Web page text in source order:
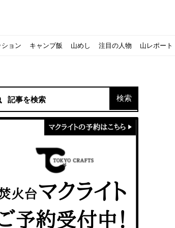
『ポイント買取』について
の口コミ・評判は？人気焚き火台の魅力・気になる
るおすすめレシピをご紹介
岳へ！
高峰へ】南八ヶ岳テント泊登山、赤岳〜横岳〜硫黄
ヘッドライトのご紹介
どちらを選ぶべき？｜サロモンの定番シューズで解
おすすめリュック容量別12選｜目的別の選び方も合
バ！3つの理由とおすすめ7選
グユーザー参加型の動画マップ「クライミングチャ
と旨みのタマゴサンド』の作り方
れるか、野生動物で一番怖いのは【17＃自分のキャ
の理由とおすすめウェアを紹介
】キャンプデビューに最適！サウスフィールドのお
の理由とおすすめウェアを紹介
】キャンプデビューに最適！サウスフィールドのお
番シューズで解説&ご紹介
装備6選【初級〜中級者向け】
心者必見！日頃のトレーニングから中距離レースま
水筒を紹介！便利アイテムも
ンネル】使わなくなったキャンプ道具の行方！【初
用途別でおすすめを紹介
グ道具はゼロポイントで揃えよう！種類別で人気ア
】ッドおすすめ10選！基本タックルから選び方まで紹介
ョン
用途別おすすめリュック9選
ブロスのブランドに込められた想いとは！？おすす
キャンプ飯
の海外キャンプ事情をご紹介Part.1〜ロサンゼルス
キャンパーSakiさんに教わる！簡単『フルーツシロ
山めし
フルーツシロップ』の作り方
キャンパーSakiさんに教わる！簡単アウトドアスイ
注目の人物
シュウマイ』の作り方
き必見！モチモチ『ベーグル』の作り方
キャンパーSakiさんに教わる！ピリ辛が後引くうま
山レポート
山（くきやま）登山体験レポ
川岳で今シーズン最後の雪山を堪能してきた
条件、手続きの流れを確認
の宿泊や利用券をふるさと納税でゲット！おすすめ
た
で持ち込みBBQしてみた
ウトドアブーツならダナー！3つの理由とおすすめア
入荷してます！ @小倉店
トレッキング編〜
グアイディア7選！家にいながらおしゃれキャンプ♪